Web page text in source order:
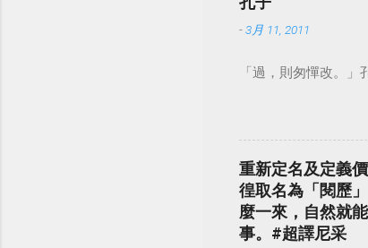
-3月 11, 2011
「過，則匆憚改。」
重新定名及定義
徨取名為「閱歷
麼一來，自然就
事。#超譯尼采